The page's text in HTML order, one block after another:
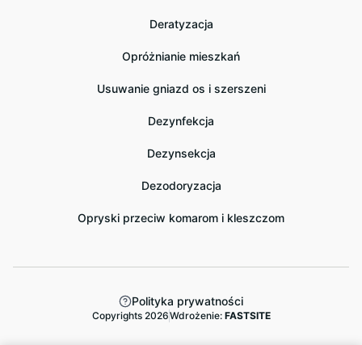
Deratyzacja
Opróżnianie mieszkań
Usuwanie gniazd os i szerszeni
Dezynfekcja
Dezynsekcja
Dezodoryzacja
Opryski przeciw komarom i kleszczom
Polityka prywatności
Copyrights 2026Wdrożenie: FASTSITE